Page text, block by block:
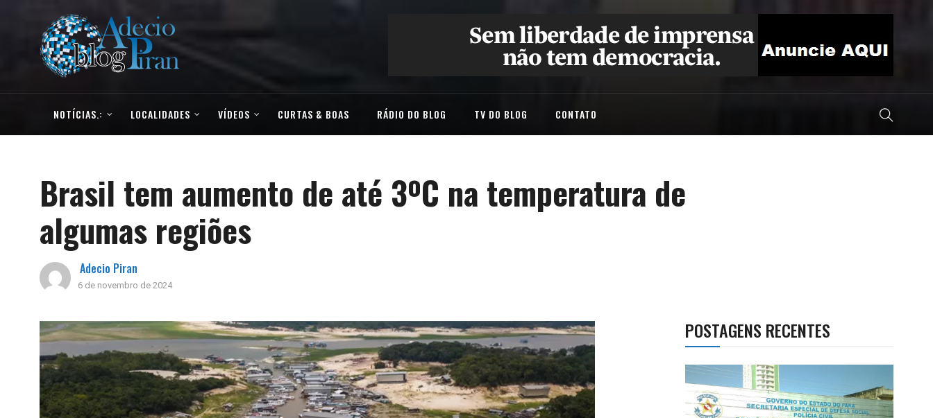
NOTÍCIAS.: LOCALIDADES VÍDEOS CURTAS & BOAS RÁDIO DO BLOG TV DO BLOG CONTATO
Brasil tem aumento de até 3ºC na temperatura de
algumas regiões
Adecio Piran
6 de novembro de 2024
POSTAGENS RECENTES